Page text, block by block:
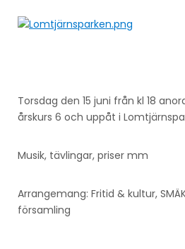
Torsdag den 15 juni från kl 18
årskurs 6 och uppåt i
Musik, tävlingar, priser mm
Arrangemang: Fritid & kultur,
församling